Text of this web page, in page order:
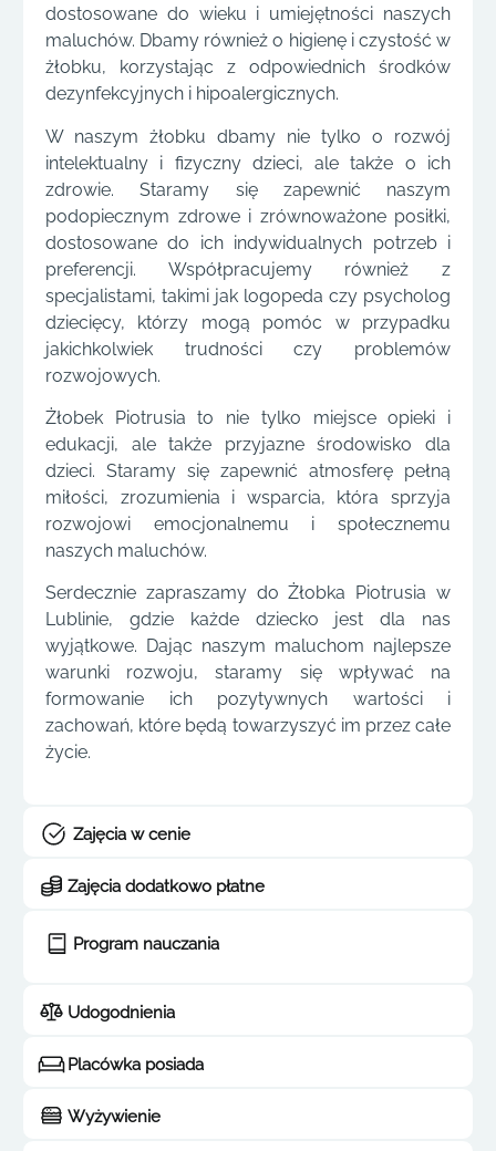
dostosowane do wieku i umiejętności naszych
maluchów. Dbamy również o higienę i czystość w
żłobku, korzystając z odpowiednich środków
dezynfekcyjnych i hipoalergicznych.
W naszym żłobku dbamy nie tylko o rozwój
intelektualny i fizyczny dzieci, ale także o ich
zdrowie. Staramy się zapewnić naszym
podopiecznym zdrowe i zrównoważone posiłki,
dostosowane do ich indywidualnych potrzeb i
preferencji. Współpracujemy również z
specjalistami, takimi jak logopeda czy psycholog
dziecięcy, którzy mogą pomóc w przypadku
jakichkolwiek trudności czy problemów
rozwojowych.
Żłobek Piotrusia to nie tylko miejsce opieki i
edukacji, ale także przyjazne środowisko dla
dzieci. Staramy się zapewnić atmosferę pełną
miłości, zrozumienia i wsparcia, która sprzyja
rozwojowi emocjonalnemu i społecznemu
naszych maluchów.
Serdecznie zapraszamy do Żłobka Piotrusia w
Lublinie, gdzie każde dziecko jest dla nas
wyjątkowe. Dając naszym maluchom najlepsze
warunki rozwoju, staramy się wpływać na
formowanie ich pozytywnych wartości i
zachowań, które będą towarzyszyć im przez całe
życie.
Zajęcia w cenie
Zajęcia dodatkowo płatne
Program nauczania
Udogodnienia
Placówka posiada
Wyżywienie